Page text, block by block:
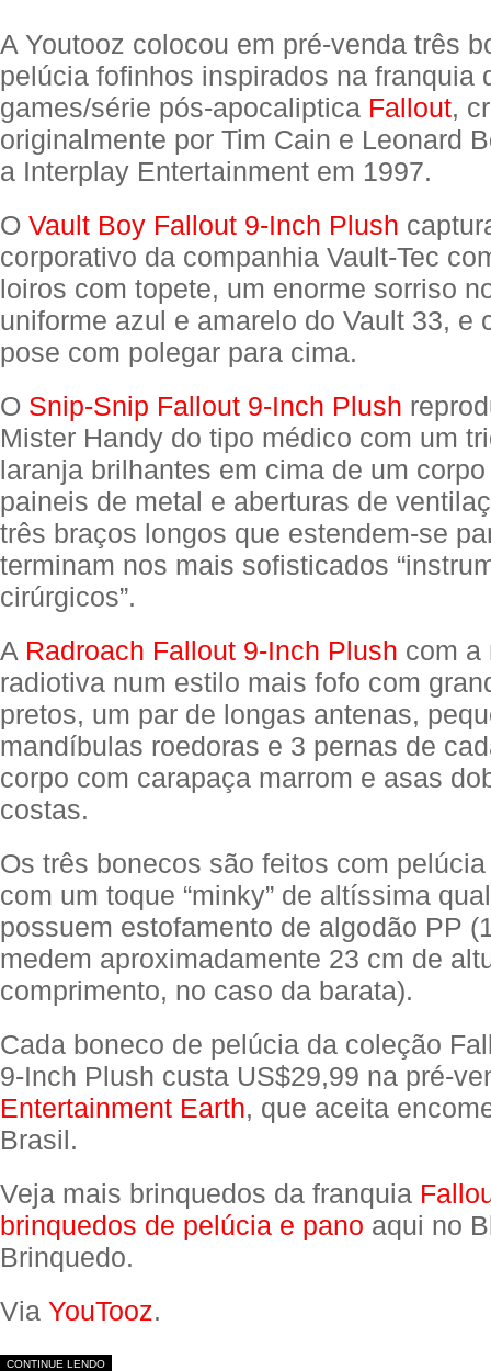
A Youtooz colocou em pré-venda três
pelúcia fofinhos inspirados na franquia
games/série pós-apocaliptica Fallout,
originalmente por Tim Cain e Leonard
a Interplay Entertainment em 1997.
O Vault Boy Fallout 9-Inch Plush
corporativo da companhia Vault-Tec
loiros com topete, um enorme sorriso
uniforme azul e amarelo do Vault 33, e
pose com polegar para cima.
O Snip-Snip Fallout 9-Inch Plush
Mister Handy do tipo médico com um
laranja brilhantes em cima de um
paineis de metal e aberturas de
três braços longos que estendem-se
terminam nos mais sofisticados
cirúrgicos”.
A Radroach Fallout 9-Inch Plush com a
radiotiva num estilo mais fofo com
pretos, um par de longas antenas,
mandíbulas roedoras e 3 pernas de
corpo com carapaça marrom e asas
costas.
Os três bonecos são feitos com
com um toque “minky” de altíssima
possuem estofamento de algodão PP
medem aproximadamente 23 cm de
comprimento, no caso da barata).
Cada boneco de pelúcia da coleção
9-Inch Plush custa US$29,99 na pré-
Entertainment Earth, que aceita
Brasil.
Veja mais brinquedos da franquia
brinquedos de pelúcia e pano aqui no
Brinquedo.
Via YouTooz.
CONTINUE LENDO